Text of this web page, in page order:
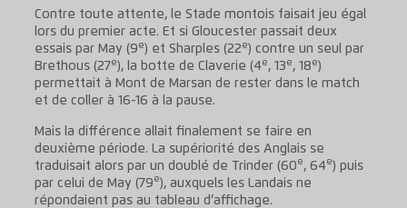
Contre toute attente, le Stade montois faisait jeu égal
lors du premier acte. Et si Gloucester passait deux
essais par May (9e) et Sharples (22e) contre un seul par
Brethous (27e), la botte de Claverie (4e, 13e, 18e)
permettait à Mont de Marsan de rester dans le match
et de coller à 16-16 à la pause.
Mais la différence allait finalement se faire en
deuxième période. La supériorité des Anglais se
traduisait alors par un doublé de Trinder (60e, 64e) puis
par celui de May (79e), auxquels les Landais ne
répondaient pas au tableau d’affichage.